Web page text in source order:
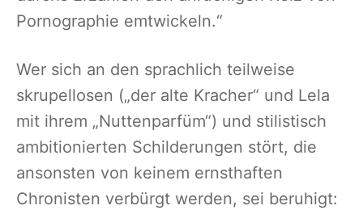
Pornographie emtwickeln.“
Wer sich an den sprachlich teilweise
skrupellosen („der alte Kracher“ und Lela
mit ihrem „Nuttenparfüm“) und stilistisch
ambitionierten Schilderungen stört, die
ansonsten von keinem ernsthaften
Chronisten verbürgt werden, sei beruhigt: